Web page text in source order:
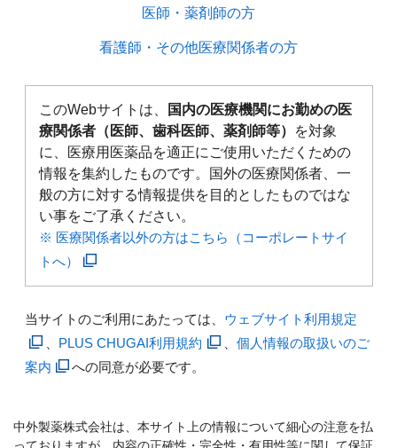
医師・薬剤師の方​
看護師・その他医療関係者の方​
このWebサイトは、
国内の医療機関にお勤めの医
療関係者（医師、歯科医師、薬剤師等）
を対象
に、医療用医薬品を適正にご使用いただくための
情報を集約したものです。国外の医療関係者、一
般の方に対する情報提供を目的としたものではな
い事をご了承ください。
※ 医療関係者以外の方はこちら（コーポレートサイ
トへ）
当サイトのご利用にあたっては、 ウェブサイト利用規定
PLUS CHUGAI利用規約
個人情報の取扱いのご
案内
への同意が必要です。
中外製薬株式会社は、本サイト上の情報について細心の注意を払
っておりますが、内容の正確性・完全性・有用性等に関して保証